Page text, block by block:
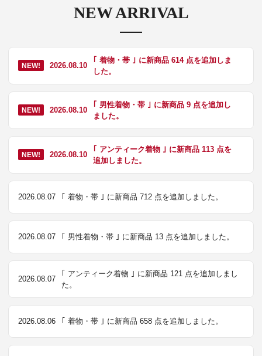
NEW ARRIVAL
NEW! 2026.08.10
｢ 着物・帯 ｣ に新商品 614 点を追加しま
した。
NEW! 2026.08.10
｢ 男性着物・帯 ｣ に新商品 9 点を追加し
ました。
NEW! 2026.08.10
｢ アンティーク着物 ｣ に新商品 113 点を
追加しました。
2026.08.07 ｢ 着物・帯 ｣ に新商品 712 点を追加しました。
2026.08.07 ｢ 男性着物・帯 ｣ に新商品 13 点を追加しました。
2026.08.07
｢ アンティーク着物 ｣ に新商品 121 点を追加しまし
た。
2026.08.06 ｢ 着物・帯 ｣ に新商品 658 点を追加しました。